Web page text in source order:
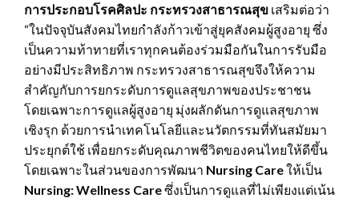
การประกอบโรคศิลปะ กระทรวงสาธารณสุข เสริมต่อว่า
“ในปัจจุบันสังคมไทยกําลังก้าวเข้าสู่ยุคสังคมผู้สูงอายุ ซึ่ง
เป็นความท้าทายที่เราทุกคนต้องร่วมมือกันในการรับมือ
อย่างมีประสิทธิภาพ กระทรวงสาธารณสุขจึงให้ความ
สําคัญกับการยกระดับการดูแลสุขภาพของประชาชน
โดยเฉพาะการดูแลผู้สูงอายุ มุ่งผลักดันการดูแลสุขภาพ
เชิงรุก ด้วยการนําเทคโนโลยีและนวัตกรรมที่ทันสมัยมา
ประยุกต์ใช้ เพื่อยกระดับคุณภาพชีวิตของคนไทยให้ดีขึ้น
โดยเฉพาะในส่วนของการพัฒนา Nursing Careให้เป็น
Nursing: Wellness Careซึ่งเป็นการดูแลที่ไม่เพียงแต่เน้น